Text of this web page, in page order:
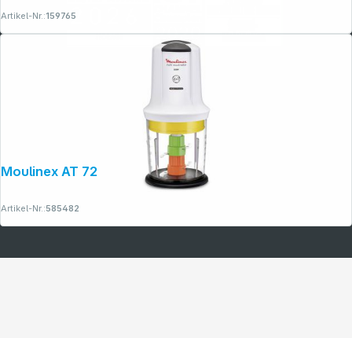
Artikel-Nr.:159765
Moulinex AT 7231 Multi Moulinette 6-in-1
Artikel-Nr.:585482